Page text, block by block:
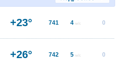
+23° 741 4 м/с 0
+26° 742 5 м/с 0